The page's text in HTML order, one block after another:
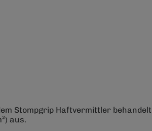
Stompgrip Haftvermittler
aus.